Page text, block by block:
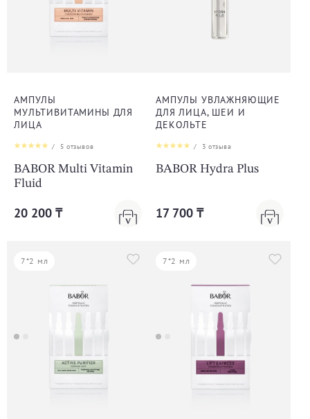
АМПУЛЫ
МУЛЬТИВИТАМИНЫ ДЛЯ
ЛИЦА
/ 5 отзывов
BABOR Multi Vitamin
Fluid
20 200 ₸
АМПУЛЫ УВЛАЖНЯЮЩИЕ
ДЛЯ ЛИЦА, ШЕИ И
ДЕКОЛЬТЕ
/ 3 отзыва
BABOR Hydra Plus
17 700 ₸
7*2 мл 7*2 мл